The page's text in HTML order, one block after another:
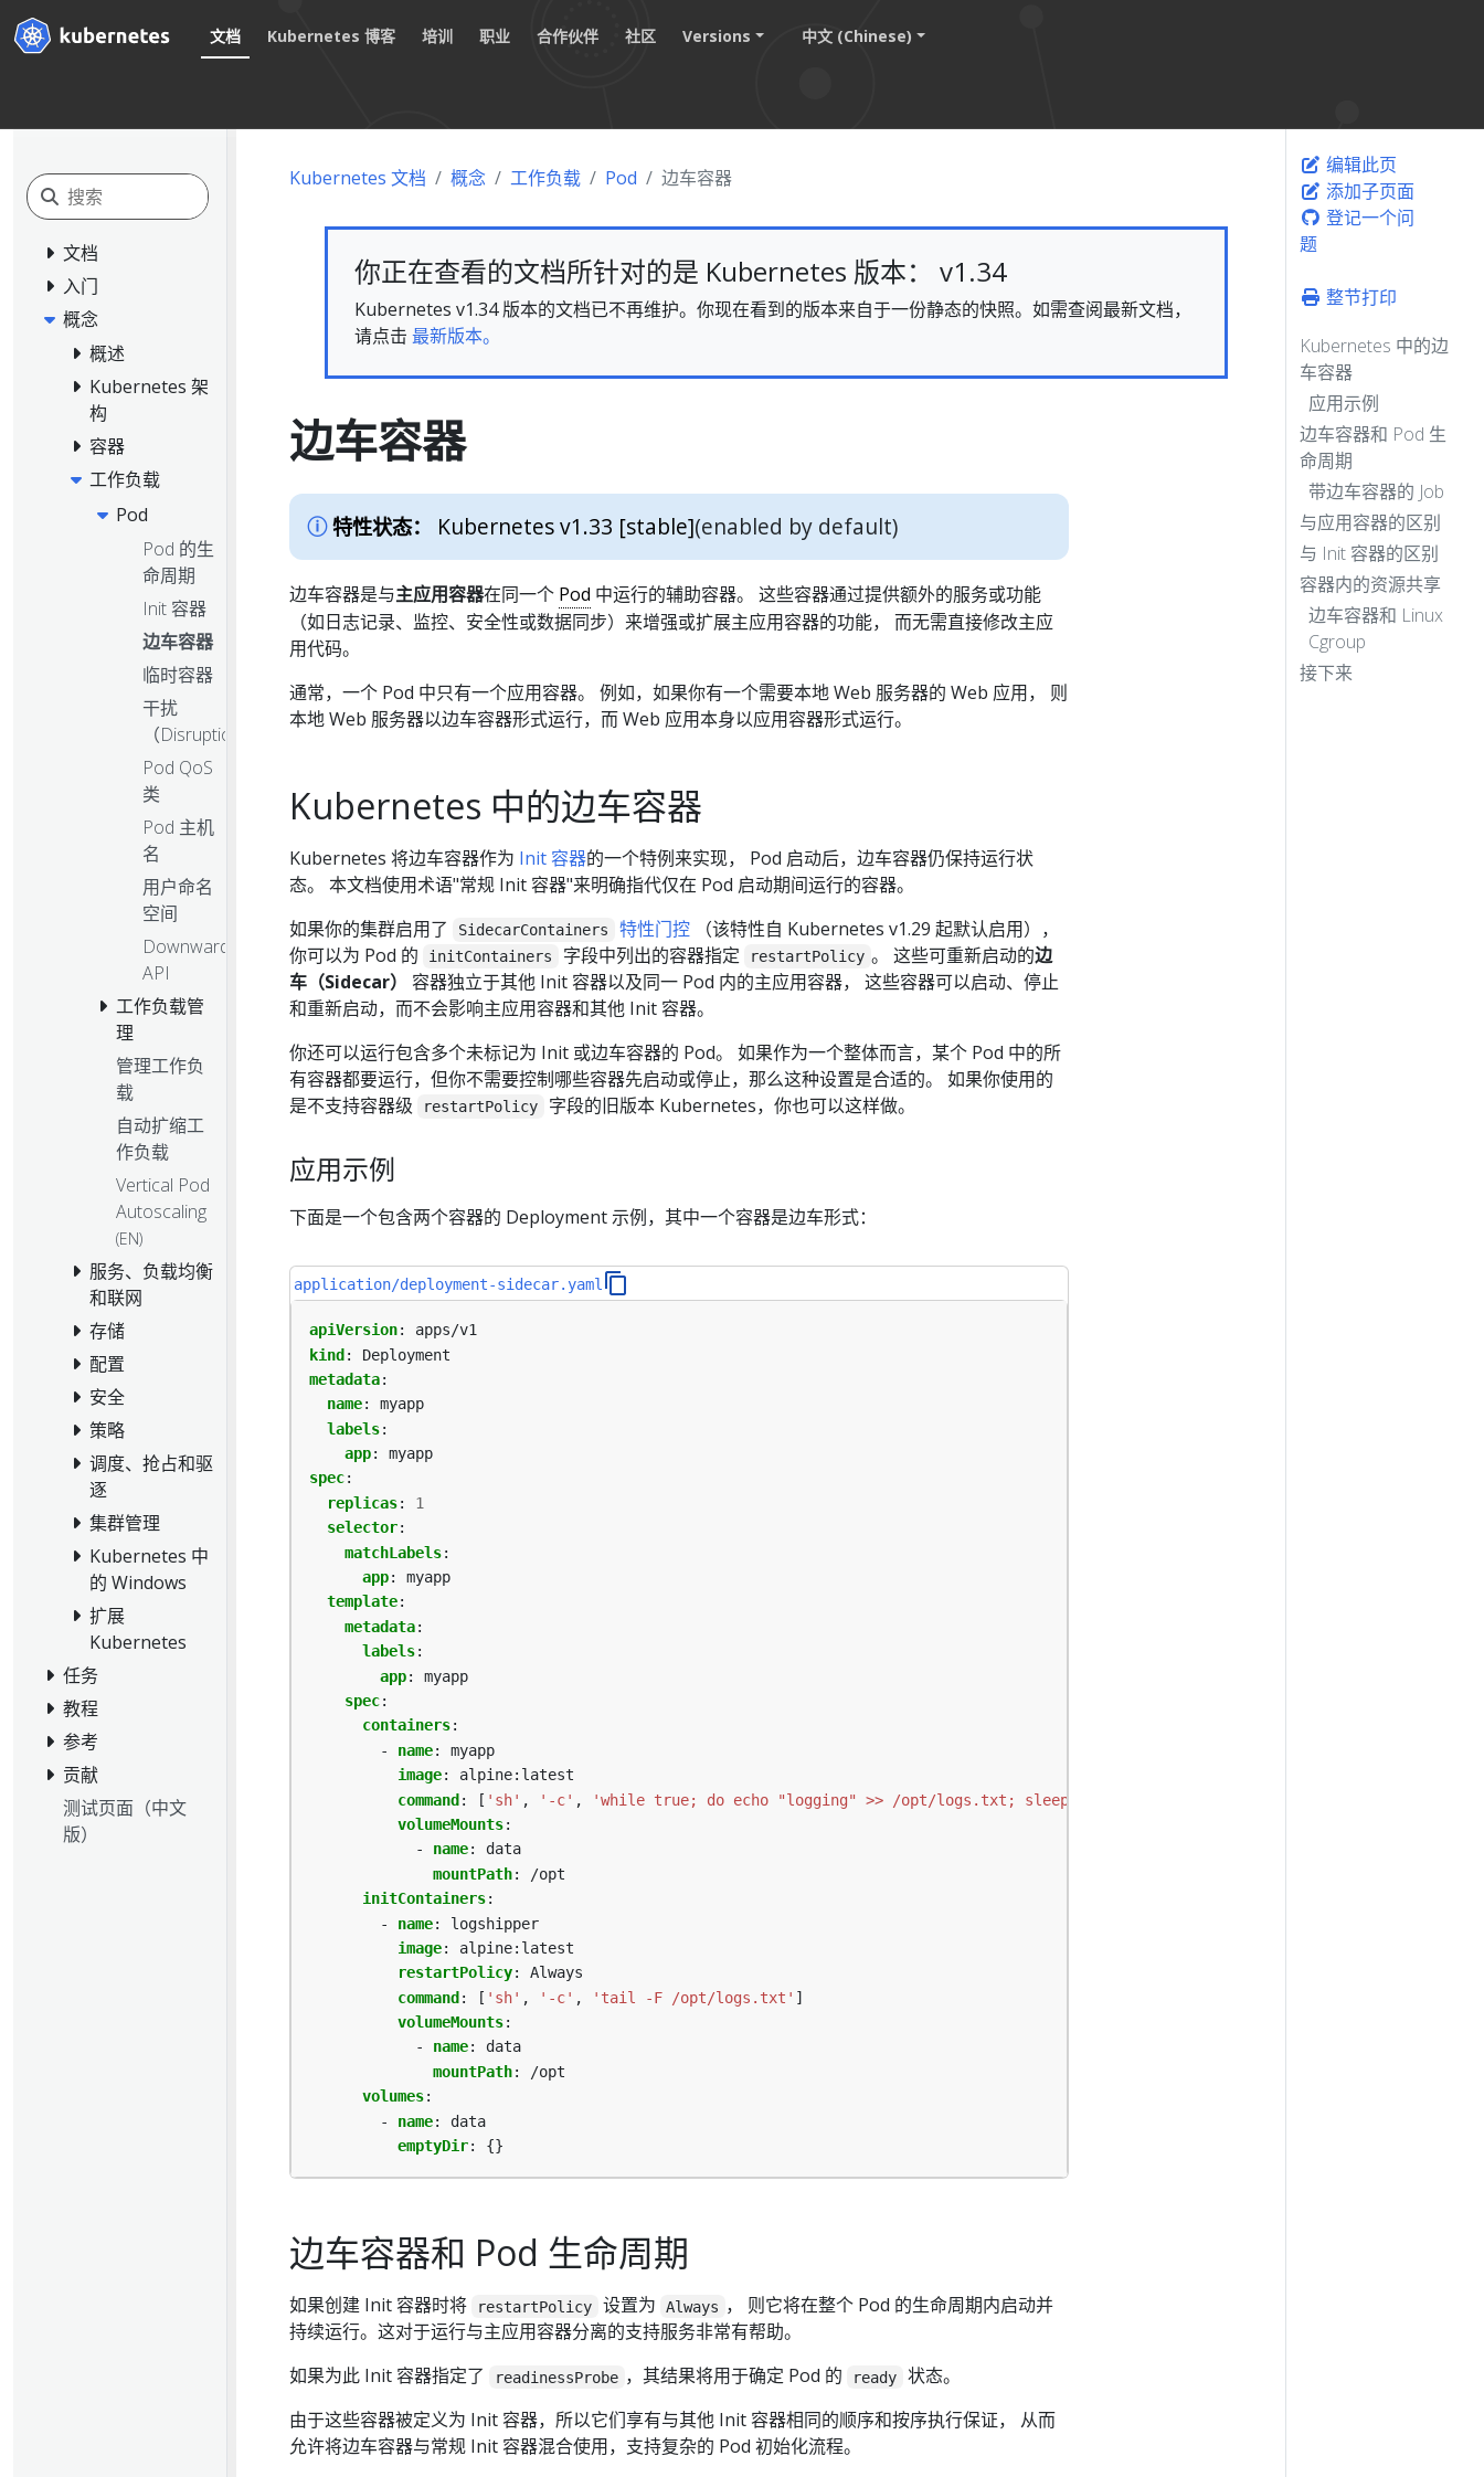
文档 Kubernetes 博客 培训 职业 合作伙伴 社区 Versions 中文 (Chinese)
文档
入门
概念
概述
Kubernetes 架
构
容器
工作负载
Pod
Pod 的生
命周期
Init 容器
边车容器
临时容器
干扰
（Disruptions）
Pod QoS
类
Pod 主机
名
用户命名
空间
Downward
API
工作负载管
理
管理工作负
载
自动扩缩工
作负载
Vertical Pod
Autoscaling
(EN)
服务、负载均衡
和联网
存储
配置
安全
策略
调度、抢占和驱
逐
集群管理
Kubernetes 中
的 Windows
扩展
Kubernetes
任务
教程
参考
贡献
测试页面（中文
版）
Kubernetes 文档 概念 工作负载 Pod 边车容器
你正在查看的文档所针对的是 Kubernetes 版本： v1.34
Kubernetes v1.34 版本的文档已不再维护。你现在看到的版本来自于一份静态的快照。如需查阅最新文档，
请点击 最新版本。
边车容器
特性状态： Kubernetes v1.33 [stable](enabled by default)
边车容器是与主应用容器在同一个 Pod 中运行的辅助容器。 这些容器通过提供额外的服务或功能
（如日志记录、监控、安全性或数据同步）来增强或扩展主应用容器的功能， 而无需直接修改主应
用代码。
通常，一个 Pod 中只有一个应用容器。 例如，如果你有一个需要本地 Web 服务器的 Web 应用， 则
本地 Web 服务器以边车容器形式运行，而 Web 应用本身以应用容器形式运行。
Kubernetes 中的边车容器
Kubernetes 将边车容器作为 Init 容器的一个特例来实现， Pod 启动后，边车容器仍保持运行状
态。 本文档使用术语"常规 Init 容器"来明确指代仅在 Pod 启动期间运行的容器。
如果你的集群启用了
SidecarContainers 特性门控（该特性自 Kubernetes v1.29 起默认启用），
你可以为 Pod 的
initContainers 字段中列出的容器指定 restartPolicy 。 这些可重新启动的边
车（Sidecar）
容器独立于其他 Init 容器以及同一 Pod 内的主应用容器， 这些容器可以启动、停止
和重新启动，而不会影响主应用容器和其他 Init 容器。
你还可以运行包含多个未标记为 Init 或边车容器的 Pod。 如果作为一个整体而言，某个 Pod 中的所
有容器都要运行，但你不需要控制哪些容器先启动或停止，那么这种设置是合适的。 如果你使用的
是不支持容器级
restartPolicy 字段的旧版本 Kubernetes，你也可以这样做。
应用示例
下面是一个包含两个容器的 Deployment 示例，其中一个容器是边车形式：
application/deployment-sidecar.yaml
apiVersion:
apps/v1
kind:
Deployment
metadata:
name:
myapp
labels:
app:
myapp
spec:
replicas:
1
selector:
matchLabels:
app:
myapp
template:
metadata:
labels:
app:
myapp
spec:
containers:
- name:
myapp
image:
alpine:latest
command: [ 'sh' , '-c' , 'while true; do echo "logging" >> /opt/logs.txt; sleep 1; done'
volumeMounts:
- name:
data
mountPath:
/opt
initContainers:
- name:
logshipper
image:
alpine:latest
restartPolicy:
Always
command : [ 'sh' , '-c' , 'tail -F /opt/logs.txt' ]
volumeMounts:
- name:
data
mountPath:
/opt
volumes:
- name:
data
emptyDir: {}
边车容器和 Pod 生命周期
如果创建 Init 容器时将 restartPolicy 设置为 Always ， 则它将在整个 Pod 的生命周期内启动并
持续运行。这对于运行与主应用容器分离的支持服务非常有帮助。
如果为此 Init 容器指定了
readinessProbe ，其结果将用于确定 Pod 的 ready
状态。
由于这些容器被定义为 Init 容器，所以它们享有与其他 Init 容器相同的顺序和按序执行保证， 从而
允许将边车容器与常规 Init 容器混合使用，支持复杂的 Pod 初始化流程。
编辑此页
添加子页面
登记一个问
题
整节打印
Kubernetes 中的边
车容器
应用示例
边车容器和 Pod 生
命周期
带边车容器的 Job
与应用容器的区别
与 Init 容器的区别
容器内的资源共享
边车容器和 Linux
Cgroup
接下来